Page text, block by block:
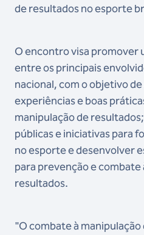
de resultados no esporte
O encontro visa promover
entre os principais
nacional, com o objetivo
experiências e boas
manipulação de
públicas e iniciativas para
no esporte e desenvolver
para prevenção e combate
resultados.
"O combate à